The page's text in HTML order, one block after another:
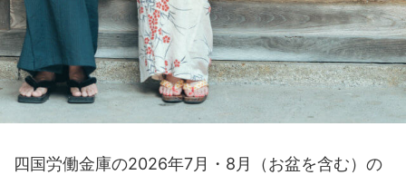
四国労働金庫の2026年7月・8月（お盆を含む）の